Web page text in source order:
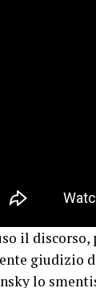
il discorso,
giudizio
lo